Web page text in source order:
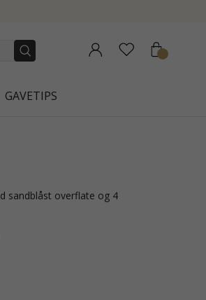
GAVETIPS